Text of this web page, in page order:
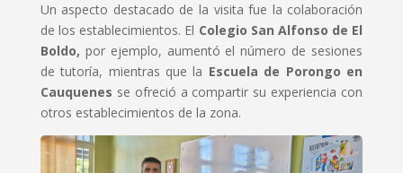
Un aspecto destacado de la visita fue la colaboración
de los establecimientos. El Colegio San Alfonso de El
Boldo, por ejemplo, aumentó el número de sesiones
de tutoría, mientras que la Escuela de Porongo en
Cauquenes se ofreció a compartir su experiencia con
otros establecimientos de la zona.